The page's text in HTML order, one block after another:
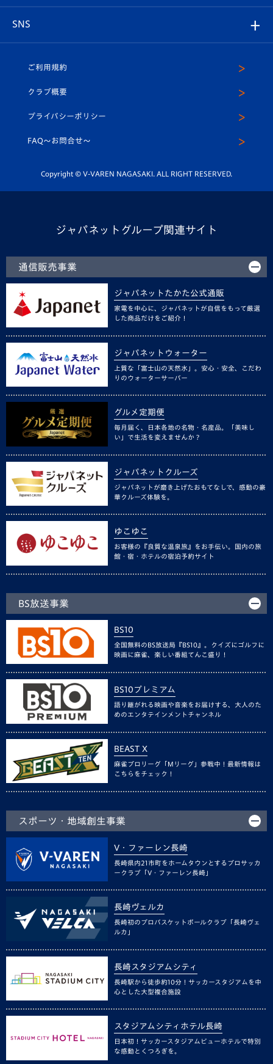
ホームタウン
平和祈念活動
ホームタウン活動
プレイヤーズスイート
店舗情報
U-18
スクール
SNS
ヴィヴィくんインスタグラム
公式LINE＠
ご利用規約
クラブ概要
プライバシーポリシー
FAQ〜お問合せ〜
Copyright © V-VAREN NAGASAKI. ALL RIGHT RESERVED.
ジャパネットグループ関連サイト
通信販売事業
ジャパネットたかた公式通販
家電を中心に、ジャパネットが自信をもって厳選
した商品だけをご紹介！
ジャパネットウォーター
上質な「富士山の天然水」。安心・安全、こだわ
りのウォーターサーバー
グルメ定期便
毎月届く、日本各地の名物・名産品。「美味し
い」で生活を変えませんか？
ジャパネットクルーズ
ジャパネットが磨き上げたおもてなしで、感動の豪
華クルーズ体験を。
ゆこゆこ
お客様の『良質な温泉旅』をお手伝い。国内の旅
館・宿・ホテルの宿泊予約サイト
BS放送事業
BS10
全国無料のBS放送局『BS10』。クイズにゴルフに
映画に麻雀、楽しい番組てんこ盛り！
BS10プレミアム
語り継がれる映画や音楽をお届けする、大人のた
めのエンタテインメントチャンネル
BEAST X
麻雀プロリーグ「Mリーグ」参戦中！最新情報は
こちらをチェック！
スポーツ・地域創生事業
V・ファーレン長崎
長崎県内21市町をホームタウンとするプロサッカ
ークラブ「V・ファーレン長崎」
長崎ヴェルカ
長崎初のプロバスケットボールクラブ「長崎ヴェ
ルカ」
長崎スタジアムシティ
長崎駅から徒歩約10分！サッカースタジアムを中
心とした大型複合施設
スタジアムシティホテル長崎
日本初！サッカースタジアムビューホテルで特別
な感動とくつろぎを。